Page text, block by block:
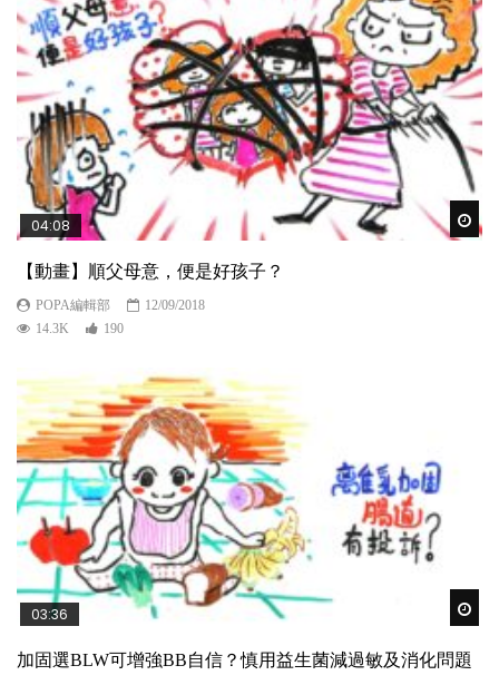
04:08
【動畫】順父母意，便是好孩子？
POPA編輯部
12/09/2018
14.3K
190
03:36
加固選BLW可增強BB自信？慎用益生菌減過敏及消化問題